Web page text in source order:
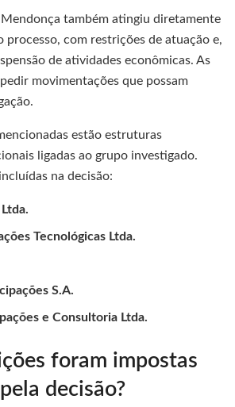
também atingiu diretamente
processo, com restrições de atuação e,
de atividades econômicas. As
movimentações que possam
estão estruturas
ligadas ao grupo investigado.
na decisão:
Tecnológicas Ltda.
S.A.
e Consultoria Ltda.
foram impostas
decisão?